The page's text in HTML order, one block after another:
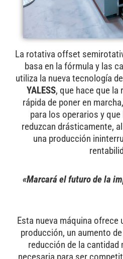
La rotativa offset
basa en la fórmula y las
utiliza la nueva tecnología
YALESS, que hace que la
rápida de poner en
para los operarios y
reduzcan drásticamente,
una producción
«Marcará el futuro de la
Esta nueva máquina ofrece
producción, un aumento
reducción de la cantidad
necesaria para ser